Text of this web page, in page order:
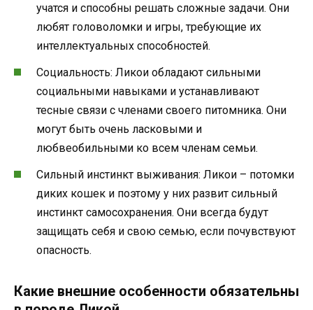
учатся и способны решать сложные задачи. Они
любят головоломки и игры, требующие их
интеллектуальных способностей.
Социальность: Ликои обладают сильными
социальными навыками и устанавливают
тесные связи с членами своего питомника. Они
могут быть очень ласковыми и
любвеобильными ко всем членам семьи.
Сильный инстинкт выживания: Ликои – потомки
диких кошек и поэтому у них развит сильный
инстинкт самосохранения. Они всегда будут
защищать себя и свою семью, если почувствуют
опасность.
Какие внешние особенности обязательны